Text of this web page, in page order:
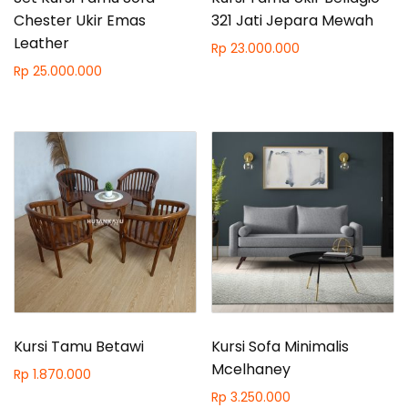
Chester Ukir Emas
Leather
Rp 25.000.000
321 Jati Jepara Mewah
Rp 23.000.000
Kursi Tamu Betawi
Rp 1.870.000
Kursi Sofa Minimalis
Mcelhaney
Rp 3.250.000